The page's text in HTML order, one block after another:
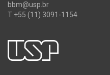
bbm@usp.br
T +55 (11) 3091-1154